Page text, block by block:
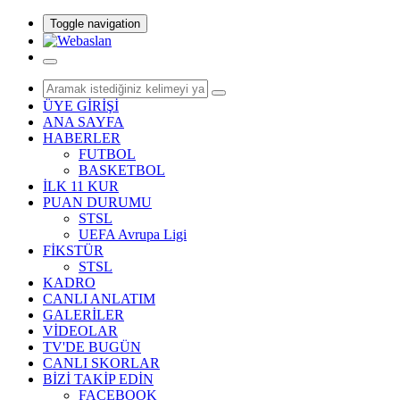
Toggle navigation
ÜYE GİRİŞİ
ANA SAYFA
HABERLER
FUTBOL
BASKETBOL
İLK 11 KUR
PUAN DURUMU
STSL
UEFA Avrupa Ligi
FİKSTÜR
STSL
KADRO
CANLI ANLATIM
GALERİLER
VİDEOLAR
TV'DE BUGÜN
CANLI SKORLAR
BİZİ TAKİP EDİN
FACEBOOK